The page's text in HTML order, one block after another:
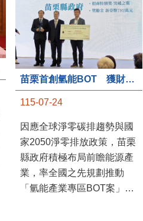
苗栗首創氫能BOT 獲財政部「突破之翼」肯定
115-07-24
因應全球淨零碳排趨勢與國
家2050淨零排放政策，苗栗
縣政府積極布局前瞻能源產
業，率全國之先規劃推動
「氫能產業專區BOT案」，